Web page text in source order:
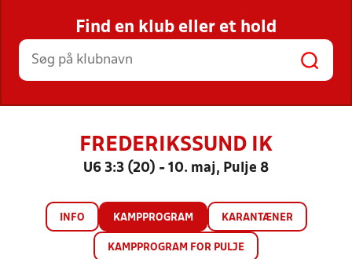
STILLINGER, RESULTATER, KLUBBER OG
HOLD
Find en klub eller et hold
FREDERIKSSUND IK
U6 3:3 (20) - 10. maj, Pulje 8
INFO KAMPPROGRAM KARANTÆNER
KAMPPROGRAM FOR PULJE